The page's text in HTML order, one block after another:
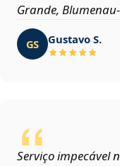
Grande,
GS Gustavo S.
Serviço impecável